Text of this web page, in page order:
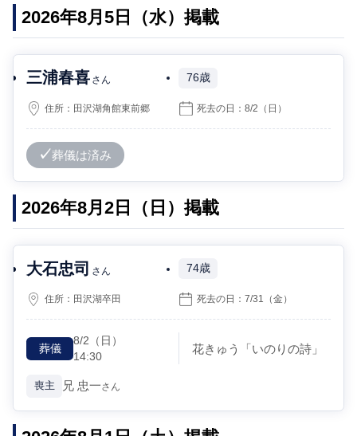
2026年8月5日（水）掲載
三浦春喜 さん 76歳
住所： 田沢湖角館東前郷 死去の日：8/2 （日）
葬儀は済み
2026年8月2日（日）掲載
大石忠司 さん 74歳
住所： 田沢湖卒田 死去の日：7/31 （金）
葬儀
8/2 （日）
14:30
花きゅう「いのりの詩」
喪主 兄 忠一さん